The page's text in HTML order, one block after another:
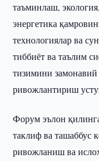
таъминлаш,
энергетика
технологиялар ва
тиббиёт ва таълим
тизимини
ривожлантириш
Форум эълон
таклиф ва ташаббус
ривожланиш ва